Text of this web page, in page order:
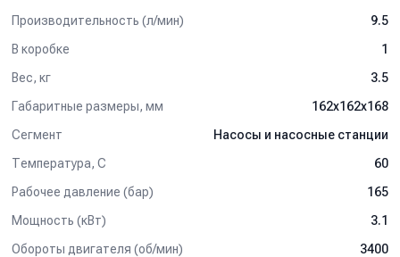
Производительность (л/мин)
9.5
В коробке
1
Вес, кг
3.5
Габаритные размеры, мм
162x162x168
Сегмент
Насосы и насосные станции
Температура, C
60
Рабочее давление (бар)
165
Мощность (кВт)
3.1
Обороты двигателя (об/мин)
3400